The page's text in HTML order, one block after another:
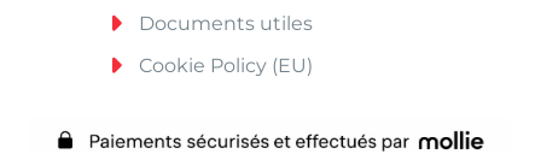
Documents utiles
Cookie Policy (EU)